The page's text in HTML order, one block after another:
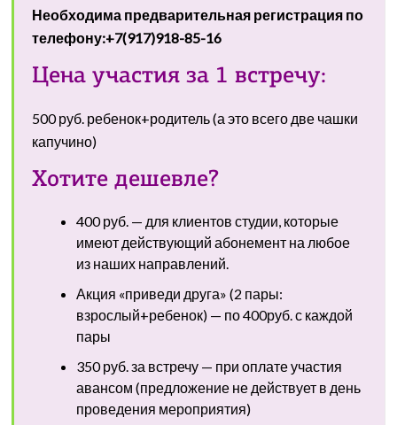
Необходима предварительная регистрация по
телефону:+7(917)918-85-16
Цена участия за 1 встречу:
500 руб. ребенок+родитель (а это всего две чашки
капучино)
Хотите дешевле?
400 руб. — для клиентов студии, которые
имеют действующий абонемент на любое
из наших направлений.
Акция «приведи друга» (2 пары:
взрослый+ребенок) — по 400руб. с каждой
пары
350 руб. за встречу — при оплате участия
авансом (предложение не действует в день
проведения мероприятия)